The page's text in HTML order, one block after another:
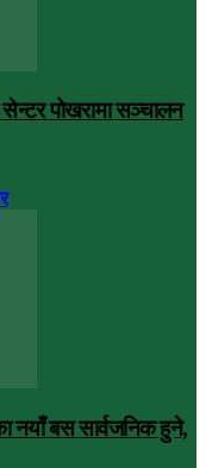
पोखरामा सञ्चालन
नयाँ बस सार्वजनिक हुने,